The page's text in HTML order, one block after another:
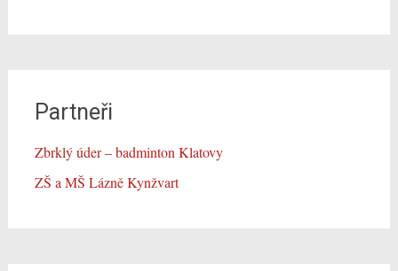
Partneři
Zbrklý úder – badminton Klatovy
ZŠ a MŠ Lázně Kynžvart